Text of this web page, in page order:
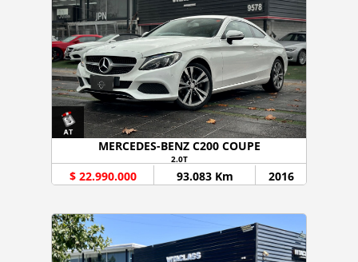
MERCEDES-BENZ C200 COUPE
2.0T
$ 22.990.000 93.083 Km 2016